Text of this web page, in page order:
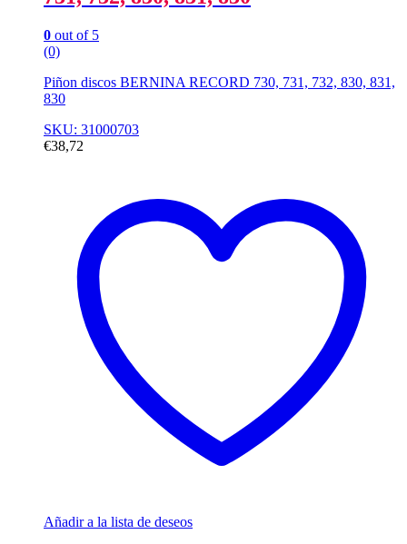
0 out of 5
(0)
Piñon discos BERNINA RECORD 730, 731, 732, 830, 831,
830
SKU: 31000703
€38,72
Añadir a la lista de deseos